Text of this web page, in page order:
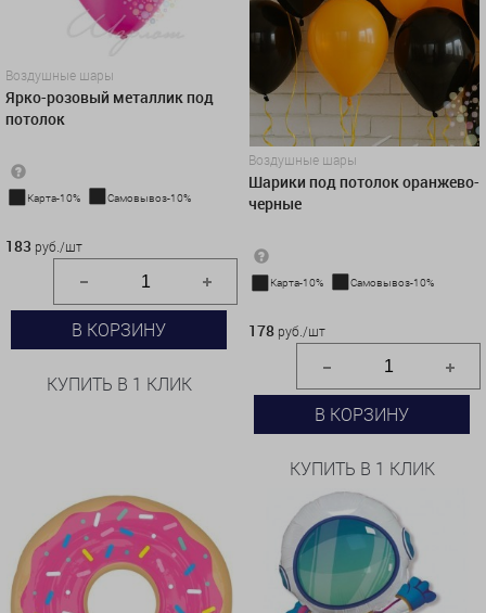
Воздушные шары
Ярко-розовый металлик под
потолок
Карта-10% Самовывоз-10%
183 руб./шт
В КОРЗИНУ
КУПИТЬ В 1 КЛИК
Воздушные шары
Шарики под потолок оранжево-
черные
Карта-10% Самовывоз-10%
178 руб./шт
В КОРЗИНУ
КУПИТЬ В 1 КЛИК